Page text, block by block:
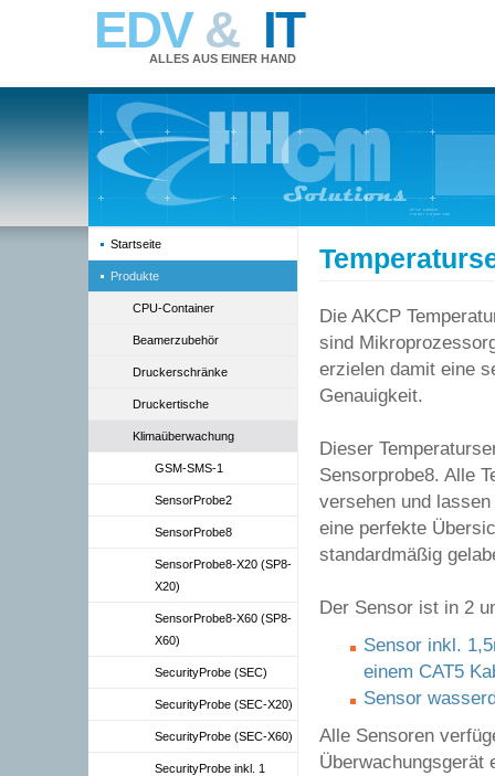
EDV & IT
ALLES AUS EINER HAND
Startseite
Produkte
CPU-Container
Beamerzubehör
Druckerschränke
Druckertische
Klimaüberwachung
GSM-SMS-1
SensorProbe2
SensorProbe8
SensorProbe8-X20 (SP8-
X20)
SensorProbe8-X60 (SP8-
X60)
SecurityProbe (SEC)
SecurityProbe (SEC-X20)
SecurityProbe (SEC-X60)
SecurityProbe inkl. 1
Die AKCP
sind
erzielen damit eine
Genauigkeit.
Dieser
Sensorprobe8. Alle
versehen und
eine perfekte
standardmäßig
Der Sensor ist in 2
Sensor inkl.
einem CAT5
Sensor
Alle Sensoren
Überwachungsgerät